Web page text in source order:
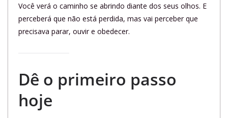
Você verá o caminho se abrindo diante dos seus olhos. E
perceberá que não está perdida, mas vai perceber que
precisava parar, ouvir e obedecer.
Dê o primeiro passo
hoje